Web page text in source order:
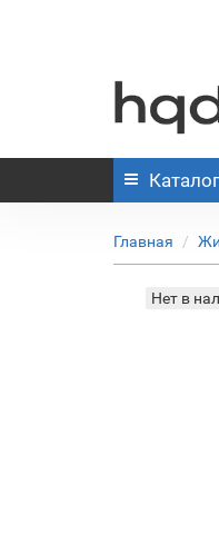
Каталог
Главная
Нет в